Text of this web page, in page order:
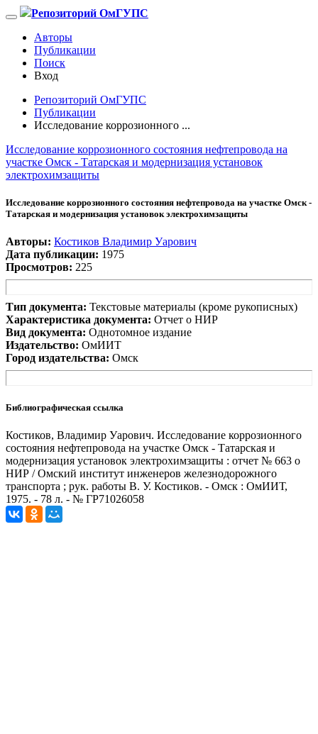
Репозиторий ОмГУПС
Авторы
Публикации
Поиск
Вход
Репозиторий ОмГУПС
Публикации
Исследование коррозионного ...
Исследование коррозионного состояния нефтепровода на
участке Омск - Татарская и модернизация установок
электрохимзащиты
Исследование коррозионного состояния нефтепровода на участке Омск -
Татарская и модернизация установок электрохимзащиты
Авторы: Костиков Владимир Уарович
Дата публикации: 1975
Просмотров: 225
Тип документа: Текстовые материалы (кроме рукописных)
Характеристика документа: Отчет о НИР
Вид документа: Однотомное издание
Издательство: ОмИИТ
Город издательства: Омск
Библиографическая ссылка
Костиков, Владимир Уарович. Исследование коррозионного
состояния нефтепровода на участке Омск - Татарская и
модернизация установок электрохимзащиты : отчет № 663 о
НИР / Омский институт инженеров железнодорожного
транспорта ; рук. работы В. У. Костиков. - Омск : ОмИИТ,
1975. - 78 л. - № ГР71026058